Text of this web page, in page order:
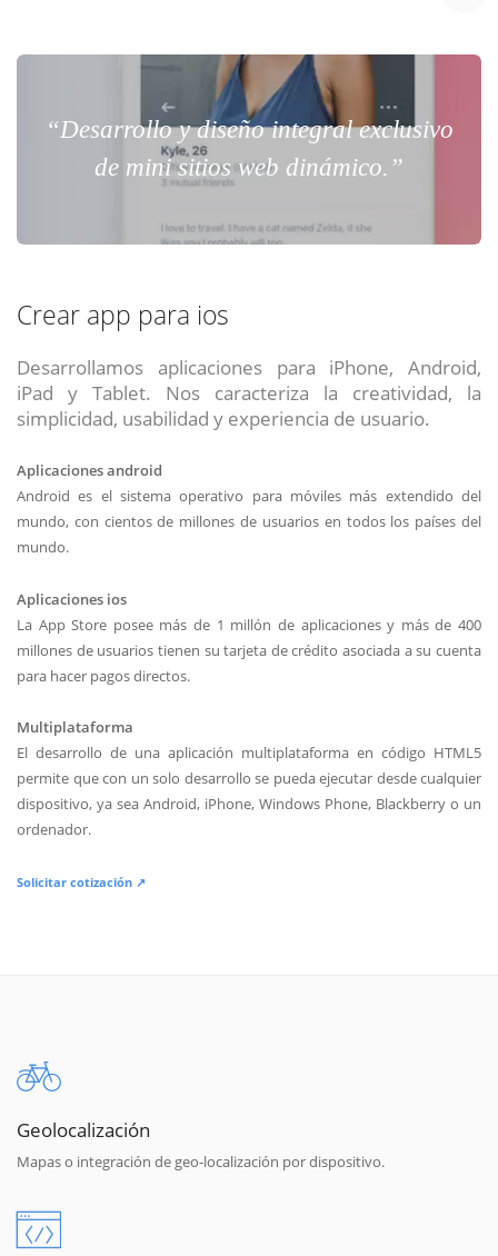
“Desarrollo y diseño integral exclusivo
de mini sitios web dinámico.”
Crear app para ios
Desarrollamos aplicaciones para iPhone, Android,
iPad y Tablet. Nos caracteriza la creatividad, la
simplicidad, usabilidad y experiencia de usuario.
Aplicaciones android
Android es el sistema operativo para móviles más extendido del
mundo, con cientos de millones de usuarios en todos los países del
mundo.
Aplicaciones ios
La App Store posee más de 1 millón de aplicaciones y más de 400
millones de usuarios tienen su tarjeta de crédito asociada a su cuenta
para hacer pagos directos.
Multiplataforma
El desarrollo de una aplicación multiplataforma en código HTML5
permite que con un solo desarrollo se pueda ejecutar desde cualquier
dispositivo, ya sea Android, iPhone, Windows Phone, Blackberry o un
ordenador.
Solicitar cotización ↗
Geolocalización
Mapas o integración de geo-localización por dispositivo.